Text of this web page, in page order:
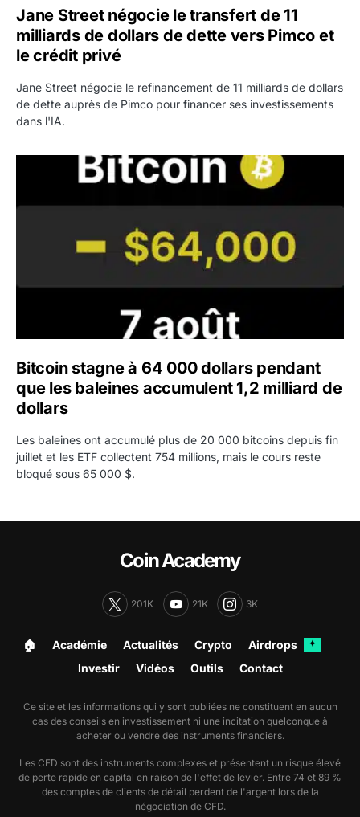
Jane Street négocie le transfert de 11
milliards de dollars de dette vers Pimco et
le crédit privé
Jane Street négocie le refinancement de 11 milliards de dollars
de dette auprès de Pimco pour financer ses investissements
dans l'IA.
Bitcoin stagne à 64 000 dollars pendant que les
Bitcoin stagne à 64 000 dollars pendant
que les baleines accumulent 1,2 milliard de
dollars
Les baleines ont accumulé plus de 20 000 bitcoins depuis fin
juillet et les ETF collectent 754 millions, mais le cours reste
bloqué sous 65 000 $.
Coin Academy
201K 21K 3K
🏠︎ Académie Actualités Crypto Airdrops ✦
Investir Vidéos Outils Contact
Ce site et les informations qui y sont publiées ne constituent en aucun
cas des conseils en investissement ni une incitation quelconque à
acheter ou vendre des instruments financiers.
Les CFD sont des instruments complexes et présentent un risque élevé
de perte rapide en capital en raison de l'effet de levier. Entre 74 et 89 %
des comptes de clients de détail perdent de l'argent lors de la
négociation de CFD.